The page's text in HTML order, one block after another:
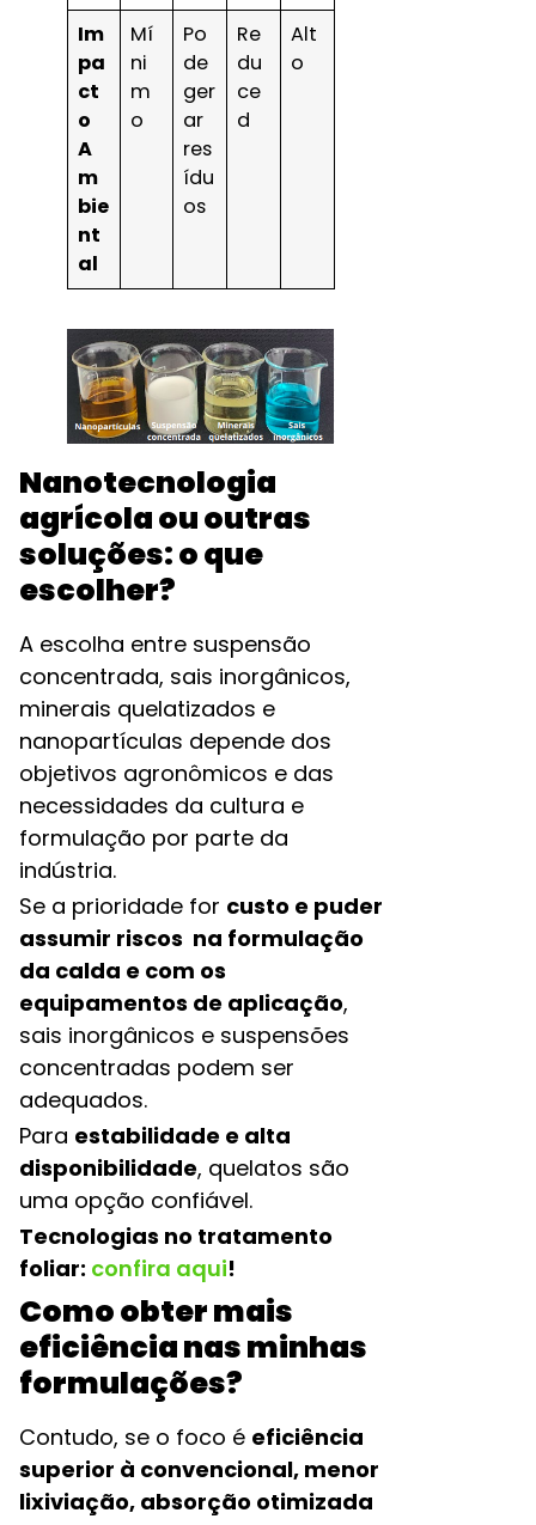
Im
pa
ct
o
A
m
bie
nt
al
Mí
ni
m
o
Po
de
ger
ar
res
ídu
os
Re
du
ce
d
Alt
o
Nanotecnologia
agrícola ou outras
soluções: o que
escolher?
A escolha entre suspensão
concentrada, sais inorgânicos,
minerais quelatizados e
nanopartículas depende dos
objetivos agronômicos e das
necessidades da cultura e
formulação por parte da
indústria.
Se a prioridade for custo e puder
assumir riscos na formulação
da calda e com os
equipamentos de aplicação,
sais inorgânicos e suspensões
concentradas podem ser
adequados.
Para estabilidade e alta
disponibilidade, quelatos são
uma opção confiável.
Tecnologias no tratamento
foliar: confira aqui!
Como obter mais
eficiência nas minhas
formulações?
Contudo, se o foco é eficiência
superior à convencional, menor
lixiviação, absorção otimizada